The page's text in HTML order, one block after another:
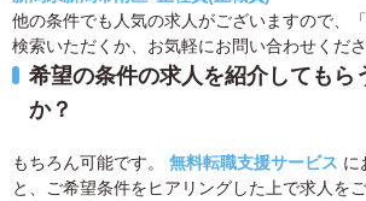
他の条件でも人気の求人がございますので、
検索いただくか、お気軽にお問い合わせくださ
希望の条件の求人を紹介してもら
か？
もちろん可能です。 無料転職支援サービス に
と、ご希望条件をヒアリングした上で求人を